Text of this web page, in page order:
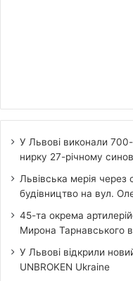
У Львові виконали
нирку 27-річному
Львівська мерія
будівництво на вул.
45-та окрема
Мирона Тарнавського
У Львові відкрили
UNBROKEN Ukraine